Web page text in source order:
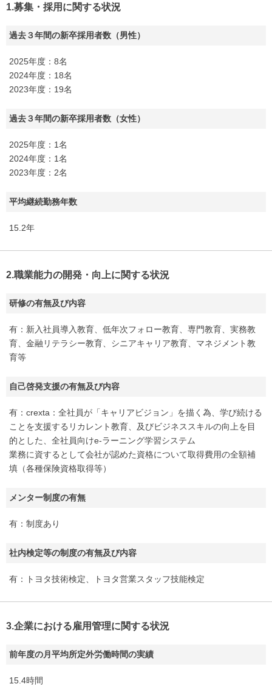
1.募集・採用に関する状況
過去３年間の新卒採用者数（男性）
2025年度：8名
2024年度：18名
2023年度：19名
過去３年間の新卒採用者数（女性）
2025年度：1名
2024年度：1名
2023年度：2名
平均継続勤務年数
15.2年
2.職業能力の開発・向上に関する状況
研修の有無及び内容
有：新入社員導入教育、低年次フォロー教育、専門教育、実務教
育、金融リテラシー教育、シニアキャリア教育、マネジメント教
育等
自己啓発支援の有無及び内容
有：crexta：全社員が「キャリアビジョン」を描く為、学び続ける
ことを支援するリカレント教育、及びビジネススキルの向上を目
的とした、全社員向けe-ラーニング学習システム
業務に資するとして会社が認めた資格について取得費用の全額補
填（各種保険資格取得等）
メンター制度の有無
有：制度あり
社内検定等の制度の有無及び内容
有：トヨタ技術検定、トヨタ営業スタッフ技能検定
3.企業における雇用管理に関する状況
前年度の月平均所定外労働時間の実績
15.4時間